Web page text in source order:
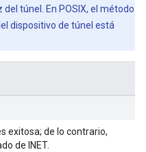
túnel. En POSIX, el método
dispositivo de túnel está
exitosa; de lo contrario,
de INET.